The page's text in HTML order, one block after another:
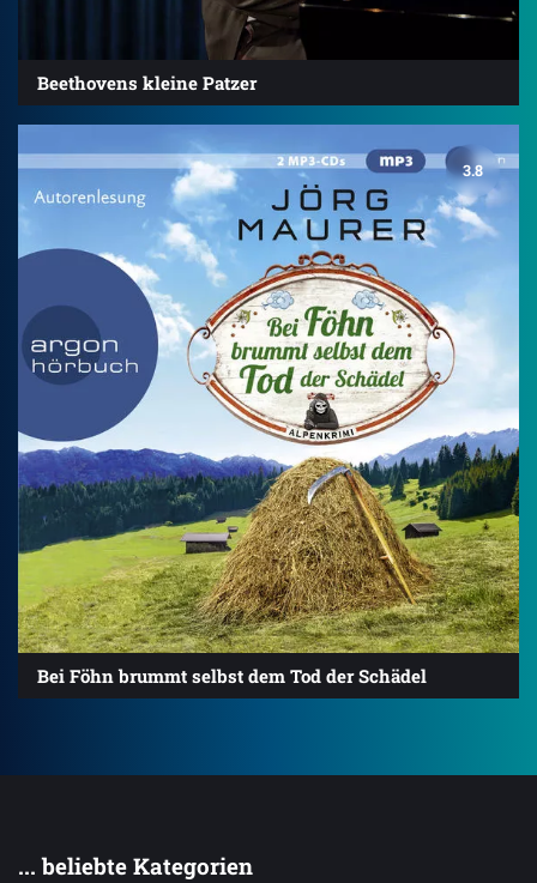
Beethovens kleine Patzer
3.8
Bei Föhn brummt selbst dem Tod der Schädel
... beliebte Kategorien